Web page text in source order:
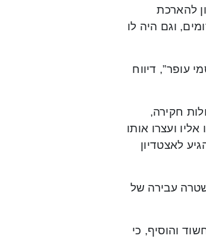
להארכת
דומים, וגם היה לו
עופר”, דיווח
חקירה,
ועצרו אותו
לאצטדיון
עבירה של
והוסיף, כי